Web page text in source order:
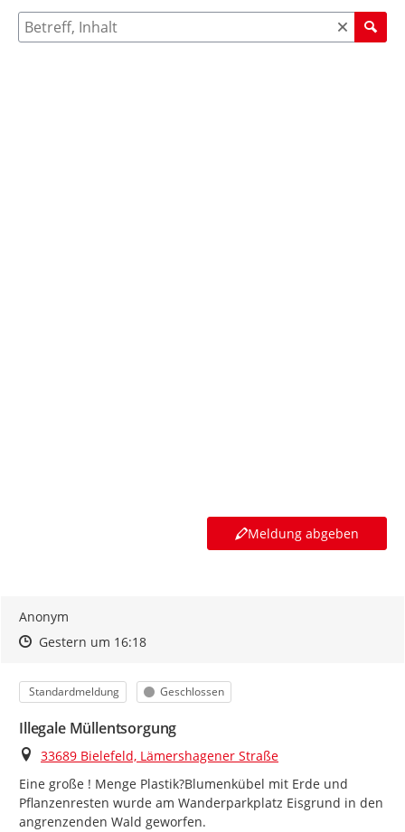
Suche nach Meldungen und Kommentaren
Meldung abgeben
Anonym
Zeitpunkt des Erstellens
Zeitpunkt des Erstellens
Gestern um 16:18Zur Äußerung
Kategorie
Standardmeldung Status
Geschlossen
Illegale Müllentsorgung
Ort
33689 Bielefeld, Lämershagener Straße
Eine große ! Menge Plastik?Blumenkübel mit Erde und
Pflanzenresten wurde am Wanderparkplatz Eisgrund in den
angrenzenden Wald geworfen.